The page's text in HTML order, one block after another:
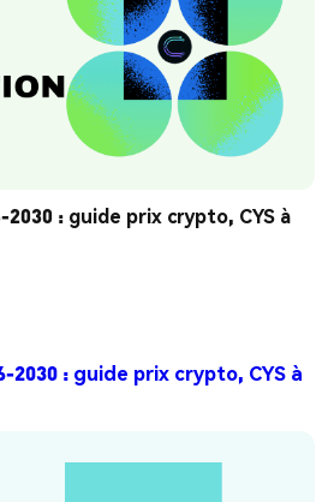
2030 : guide prix crypto, CYS à
2030 : guide prix crypto, CYS à